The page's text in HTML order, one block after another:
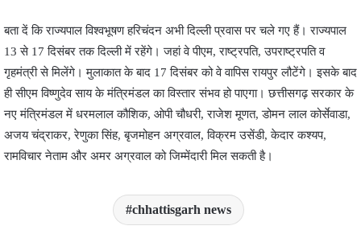
बता दें कि राज्यपाल विश्वभूषण हरिचंदन अभी दिल्ली प्रवास पर चले गए हैं। राज्यपाल
13 से 17 दिसंबर तक दिल्ली में रहेंगे। जहां वे पीएम, राष्ट्रपति, उपराष्ट्रपति व
गृहमंत्री से मिलेंगे। मुलाकात के बाद 17 दिसंबर को वे वापिस रायपुर लौटेंगे। इसके बाद
ही सीएम विष्णुदेव साय के मंत्रिमंडल का विस्तार संभव हो पाएगा। छत्तीसगढ़ सरकार के
नए मंत्रिमंडल में धरमलाल कौशिक, ओपी चौधरी, राजेश मूणत, डोमन लाल कोर्सेवाडा,
अजय चंद्राकर, रेणुका सिंह, बृजमोहन अग्रवाल, विक्रम उसेंडी, केदार कश्यप,
रामविचार नेताम और अमर अग्रवाल को जिम्‍मेंदारी मिल सकती है।
chhattisgarh news